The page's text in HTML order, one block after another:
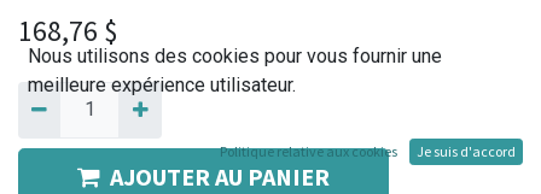
168,76 $
AJOUTER AU PANIER
Nous utilisons des cookies pour vous fournir une
meilleure expérience utilisateur.
Politique relative aux cookies Je suis d'accord